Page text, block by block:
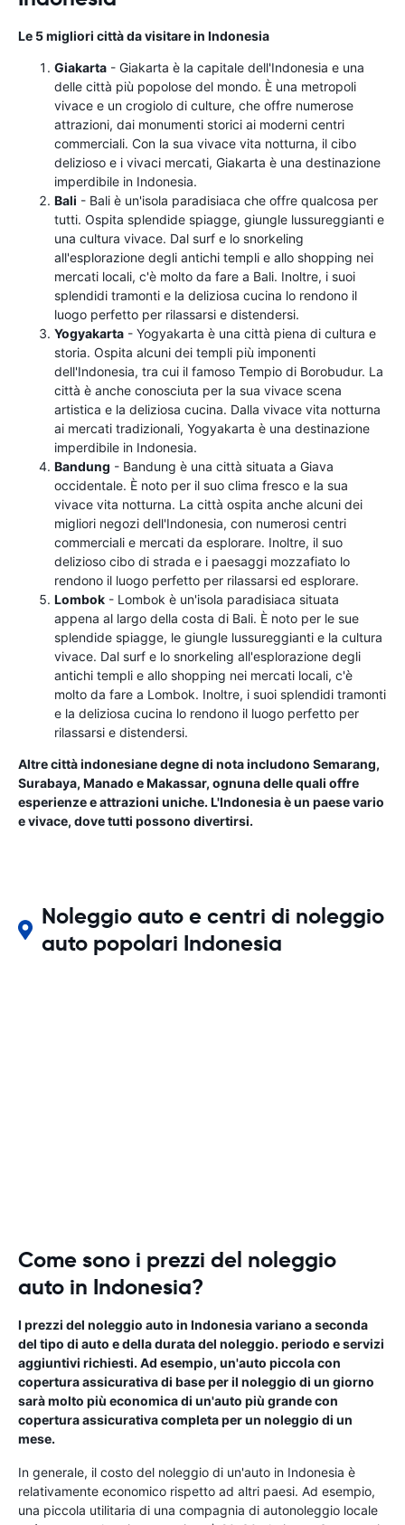
Le 5 migliori città da visitare in Indonesia
Giakarta - Giakarta è la capitale dell'Indonesia e una
delle città più popolose del mondo. È una metropoli
vivace e un crogiolo di culture, che offre numerose
attrazioni, dai monumenti storici ai moderni centri
commerciali. Con la sua vivace vita notturna, il cibo
delizioso e i vivaci mercati, Giakarta è una destinazione
imperdibile in Indonesia.
Bali - Bali è un'isola paradisiaca che offre qualcosa per
tutti. Ospita splendide spiagge, giungle lussureggianti e
una cultura vivace. Dal surf e lo snorkeling
all'esplorazione degli antichi templi e allo shopping nei
mercati locali, c'è molto da fare a Bali. Inoltre, i suoi
splendidi tramonti e la deliziosa cucina lo rendono il
luogo perfetto per rilassarsi e distendersi.
Yogyakarta - Yogyakarta è una città piena di cultura e
storia. Ospita alcuni dei templi più imponenti
dell'Indonesia, tra cui il famoso Tempio di Borobudur. La
città è anche conosciuta per la sua vivace scena
artistica e la deliziosa cucina. Dalla vivace vita notturna
ai mercati tradizionali, Yogyakarta è una destinazione
imperdibile in Indonesia.
Bandung - Bandung è una città situata a Giava
occidentale. È noto per il suo clima fresco e la sua
vivace vita notturna. La città ospita anche alcuni dei
migliori negozi dell'Indonesia, con numerosi centri
commerciali e mercati da esplorare. Inoltre, il suo
delizioso cibo di strada e i paesaggi mozzafiato lo
rendono il luogo perfetto per rilassarsi ed esplorare.
Lombok - Lombok è un'isola paradisiaca situata
appena al largo della costa di Bali. È noto per le sue
splendide spiagge, le giungle lussureggianti e la cultura
vivace. Dal surf e lo snorkeling all'esplorazione degli
antichi templi e allo shopping nei mercati locali, c'è
molto da fare a Lombok. Inoltre, i suoi splendidi tramonti
e la deliziosa cucina lo rendono il luogo perfetto per
rilassarsi e distendersi.
Altre città indonesiane degne di nota includono Semarang,
Surabaya, Manado e Makassar, ognuna delle quali offre
esperienze e attrazioni uniche. L'Indonesia è un paese vario
e vivace, dove tutti possono divertirsi.
Noleggio auto e centri di noleggio
auto popolari Indonesia
Come sono i prezzi del noleggio
auto in Indonesia?
I prezzi del noleggio auto in Indonesia variano a seconda
del tipo di auto e della durata del noleggio. periodo e servizi
aggiuntivi richiesti. Ad esempio, un'auto piccola con
copertura assicurativa di base per il noleggio di un giorno
sarà molto più economica di un'auto più grande con
copertura assicurativa completa per un noleggio di un
mese.
In generale, il costo del noleggio di un'auto in Indonesia è
relativamente economico rispetto ad altri paesi. Ad esempio,
una piccola utilitaria di una compagnia di autonoleggio locale